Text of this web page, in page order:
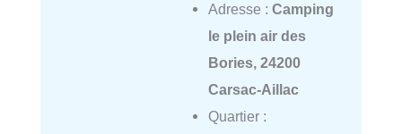
Adresse : Camping
le plein air des
Bories, 24200
Carsac-Aillac
Quartier :